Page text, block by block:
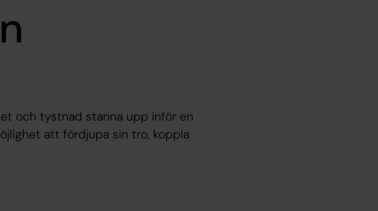
och tystnad stanna upp inför en
att fördjupa sin tro, koppla